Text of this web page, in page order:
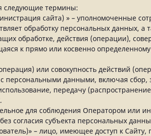
следующие термины:
сайта) » – уполномоченные
обработку персональных данных, а
обработке, действия (операции),
к прямо или косвенно
или совокупность действий
персональными данными, включая
передачу
для соблюдения Оператором или
согласия субъекта персональных
– лицо, имеющее доступ к